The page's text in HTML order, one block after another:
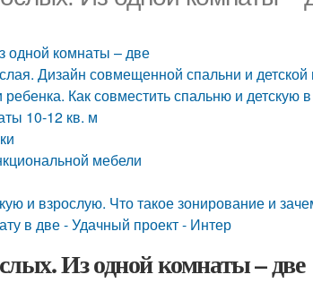
одной комнаты – две
Дизайн совмещенной спальни и
Как совместить спальню и детскую
10-12 кв. м
мебели
и взрослую. Что такое зонирование и
в две - Удачный проект - Интер
Из одной комнаты – две